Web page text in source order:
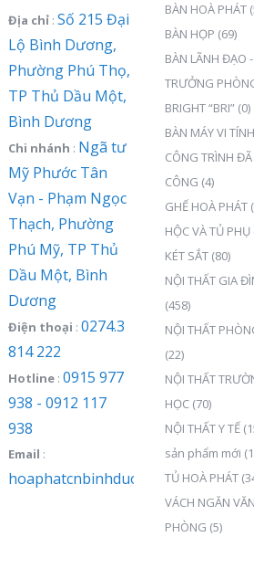
Địa chỉ: Số 215 Đại
Lộ Bình Dương,
Phường Phú Thọ,
TP Thủ Dầu Một,
Bình Dương
Chi nhánh : Ngã tư
Mỹ Phước Tân
Vạn - Phạm Ngọc
Thạch, Phường
Phú Mỹ, TP Thủ
Dầu Một, Bình
Dương
Điện thoại : 0274.3
814 222
Hotline: 0915 977
938 - 0912 117
938
Email :
hoaphatcnbinhduong@gmail.com
BÀN HOÀ PHÁT
BÀN HỌP (69)
BÀN LÃNH ĐẠO -
TRƯỞNG
BRIGHT “BRI” (0)
BÀN MÁY VI TÍNH
CÔNG TRÌNH ĐÃ
CÔNG (4)
GHẾ HOÀ PHÁT
HỘC VÀ TỦ PHỤ
KÉT SẮT (80)
NỘI THẤT GIA
(458)
NỘI THẤT
(22)
NỘI THẤT
HỌC (70)
NỘI THẤT Y TẾ
sản phẩm mới
TỦ HOÀ PHÁT
VÁCH NGĂN VĂN
PHÒNG (5)